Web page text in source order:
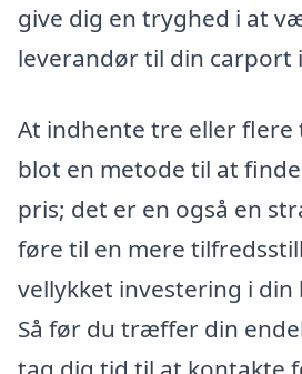
give dig en tryghed i at
leverandør til din carport
At indhente tre eller flere
blot en metode til at
pris; det er en også en
føre til en mere
vellykket investering i
Så før du træffer din